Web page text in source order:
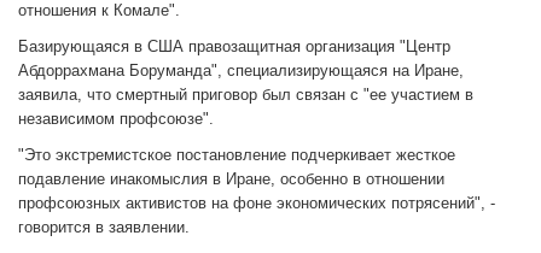
отношения к Комале".
Базирующаяся в США правозащитная организация "Центр
Абдоррахмана Боруманда", специализирующаяся на Иране,
заявила, что смертный приговор был связан с "ее участием в
независимом профсоюзе".
"Это экстремистское постановление подчеркивает жесткое
подавление инакомыслия в Иране, особенно в отношении
профсоюзных активистов на фоне экономических потрясений", -
говорится в заявлении.